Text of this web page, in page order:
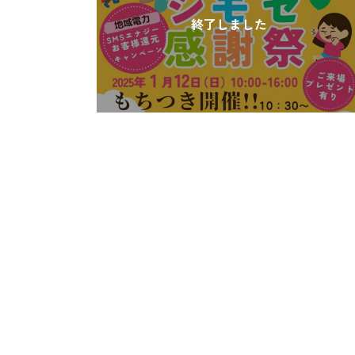
終了しました